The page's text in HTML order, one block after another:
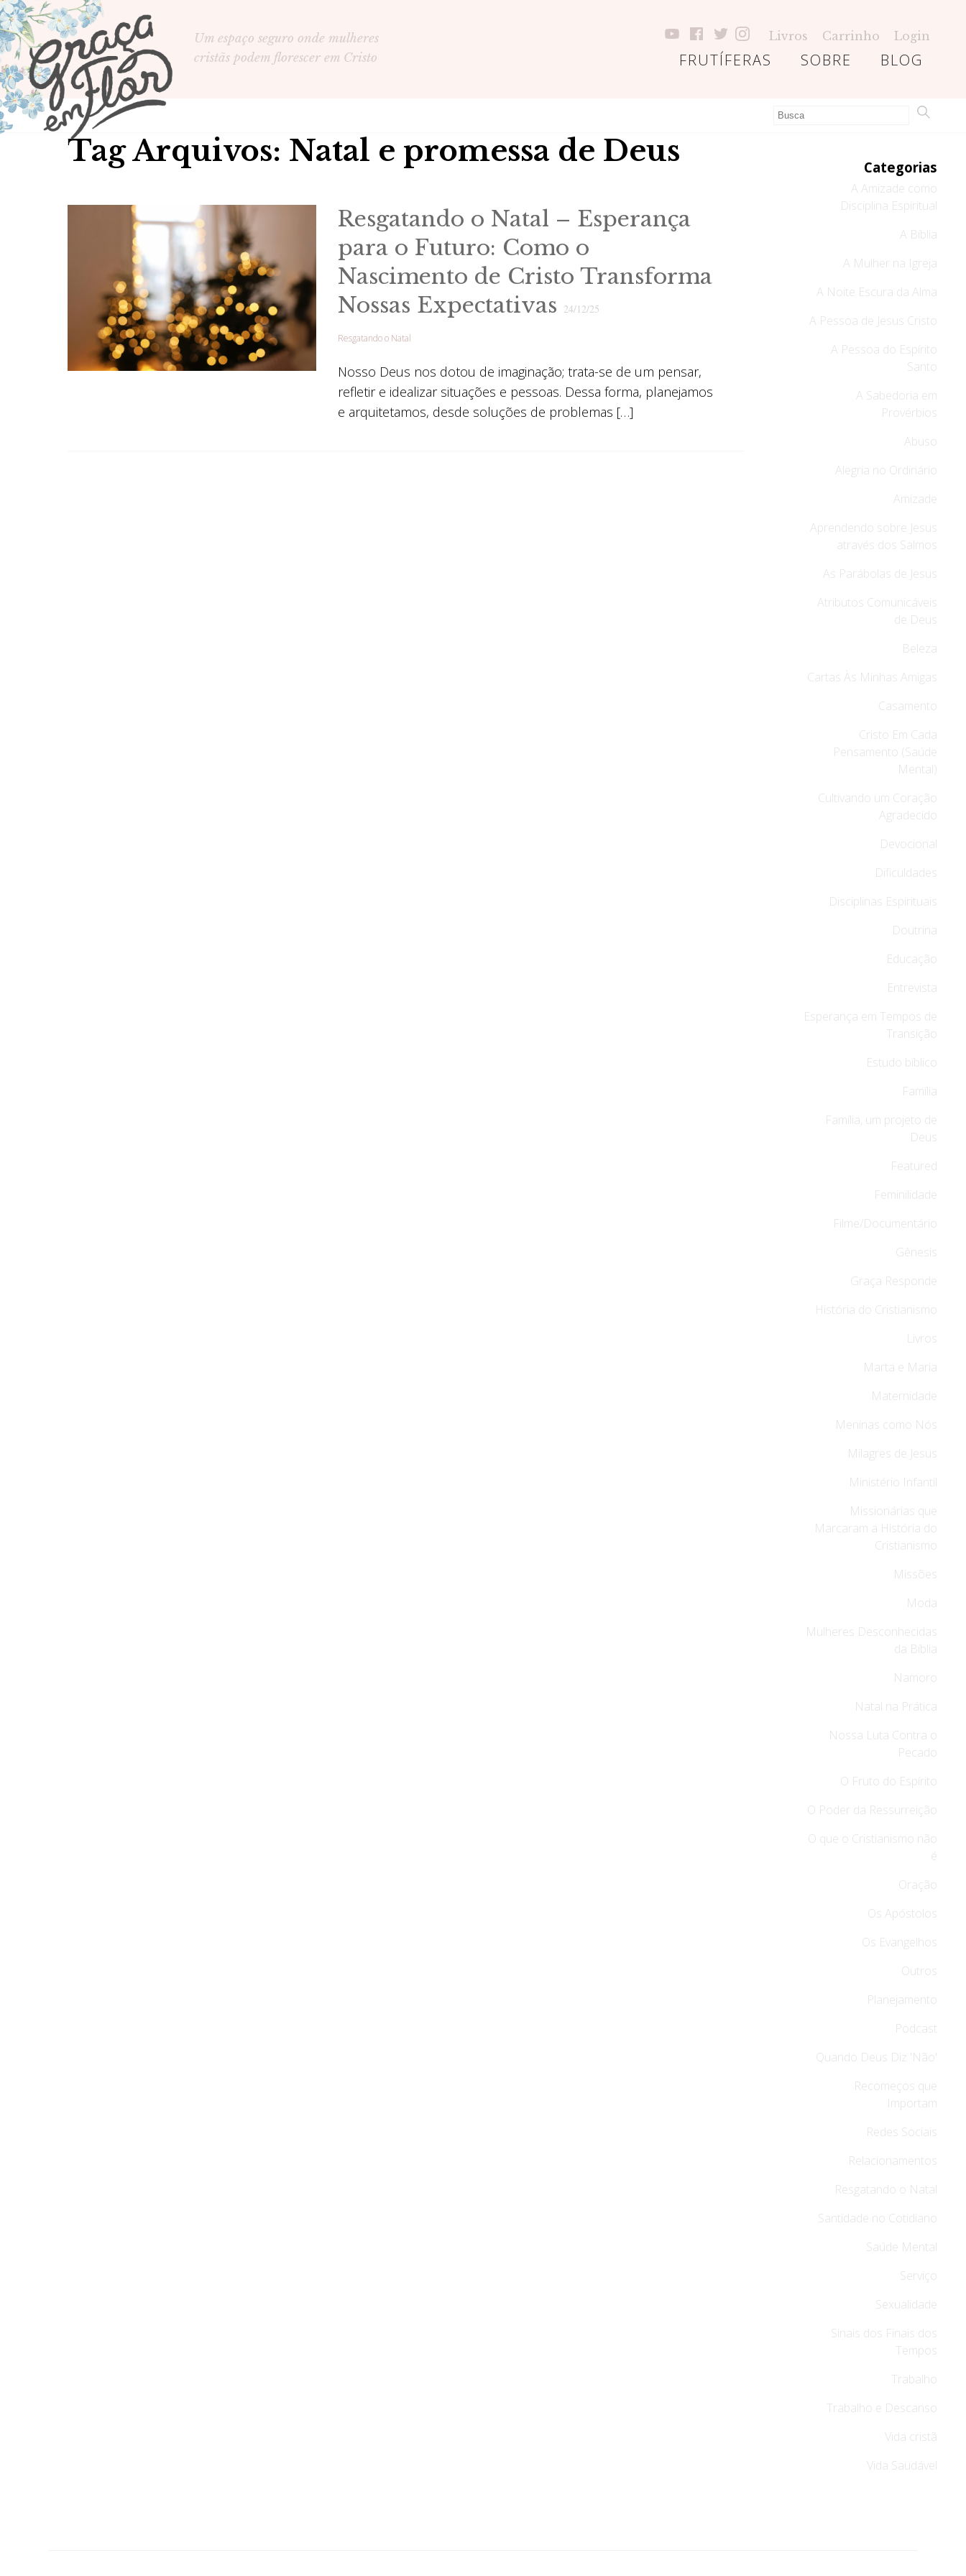
Um espaço seguro onde mulheres
cristãs podem florescer em Cristo
Livros Carrinho Login
BLOG
SOBRE
FRUTÍFERAS
Tag Arquivos: Natal e promessa de Deus
Resgatando o Natal – Esperança
para o Futuro: Como o
Nascimento de Cristo Transforma
Nossas Expectativas 24/12/25
Resgatando o Natal
Nosso Deus nos dotou de imaginação; trata-se de um pensar,
refletir e idealizar situações e pessoas. Dessa forma, planejamos
e arquitetamos, desde soluções de problemas […]
Categorias
A Amizade como
Disciplina Espiritual
A Bíblia
A Mulher na Igreja
A Noite Escura da Alma
A Pessoa de Jesus Cristo
A Pessoa do Espírito
Santo
A Sabedoria em
Provérbios
Abuso
Alegria no Ordinário
Amizade
Aprendendo sobre Jesus
através dos Salmos
As Parábolas de Jesus
Atributos Comunicáveis
de Deus
Beleza
Cartas Às Minhas Amigas
Casamento
Cristo Em Cada
Pensamento (Saúde
Mental)
Cultivando um Coração
Agradecido
Devocional
Dificuldades
Disciplinas Espirituais
Doutrina
Educação
Entrevista
Esperança em Tempos de
Transição
Estudo bíblico
Família
Família, um projeto de
Deus
Featured
Feminilidade
Filme/Documentário
Gênesis
Graça Responde
História do Cristianismo
Livros
Marta e Maria
Maternidade
Meninas como Nós
Milagres de Jesus
Ministério Infantil
Missionárias que
Marcaram a História do
Cristianismo
Missões
Moda
Mulheres Desconhecidas
da Bíblia
Namoro
Natal na Prática
Nossa Luta Contra o
Pecado
O Fruto do Espírito
O Poder da Ressurreição
O que o Cristianismo não
é
Oração
Os Apóstolos
Os Evangelhos
Outros
Planejamento
Podcast
Quando Deus Diz 'Não'
Recomeços que
Importam
Redes Sociais
Relacionamentos
Resgatando o Natal
Santidade no Cotidiano
Saúde Mental
Serviço
Sexualidade
Sinais dos Finais dos
Tempos
Trabalho
Trabalho e Descanso
Vida cristã
Vida Saudável